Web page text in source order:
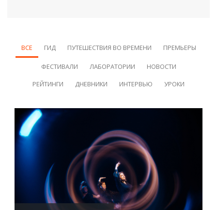
ВСЕ ГИД ПУТЕШЕСТВИЯ ВО ВРЕМЕНИ ПРЕМЬЕРЫ
ФЕСТИВАЛИ ЛАБОРАТОРИИ
НОВОСТИ
РЕЙТИНГИ
ДНЕВНИКИ ИНТЕРВЬЮ УРОКИ